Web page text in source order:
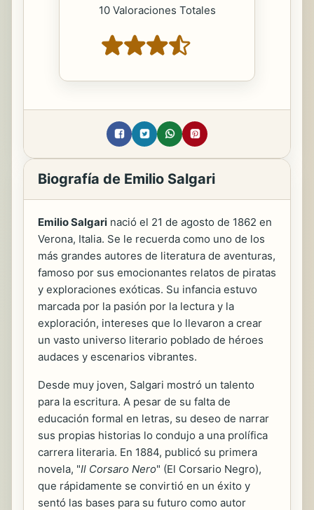
10 Valoraciones Totales
Biografía de Emilio Salgari
Emilio Salgari nació el 21 de agosto de 1862 en
Verona, Italia. Se le recuerda como uno de los
más grandes autores de literatura de aventuras,
famoso por sus emocionantes relatos de piratas
y exploraciones exóticas. Su infancia estuvo
marcada por la pasión por la lectura y la
exploración, intereses que lo llevaron a crear
un vasto universo literario poblado de héroes
audaces y escenarios vibrantes.
Desde muy joven, Salgari mostró un talento
para la escritura. A pesar de su falta de
educación formal en letras, su deseo de narrar
sus propias historias lo condujo a una prolífica
carrera literaria. En 1884, publicó su primera
novela, "Il Corsaro Nero" (El Corsario Negro),
que rápidamente se convirtió en un éxito y
sentó las bases para su futuro como autor